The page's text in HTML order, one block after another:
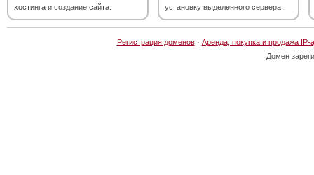
хостинга и создание сайта.
установку выделенного сервера.
Регистрация доменов· Аренда, покупка и продажа IP-
Домен